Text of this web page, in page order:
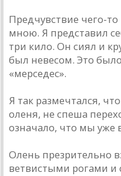
Предчувствие чего-
мною. Я представил
три кило. Он сиял и
был невесом. Это
«мерседес».
Я так размечтался,
оленя, не спеша
означало, что мы уже
Олень презрительно
ветвистыми рогами и